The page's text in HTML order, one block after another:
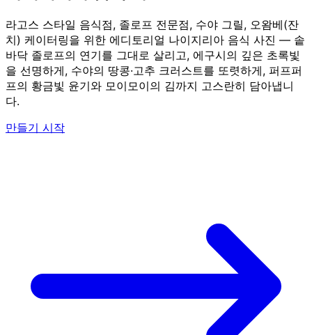
라고스 스타일 음식점, 졸로프 전문점, 수야 그릴, 오왐베(잔
치) 케이터링을 위한 에디토리얼 나이지리아 음식 사진 — 솥
바닥 졸로프의 연기를 그대로 살리고, 에구시의 깊은 초록빛
을 선명하게, 수야의 땅콩·고추 크러스트를 또렷하게, 퍼프퍼
프의 황금빛 윤기와 모이모이의 김까지 고스란히 담아냅니
다.
만들기 시작